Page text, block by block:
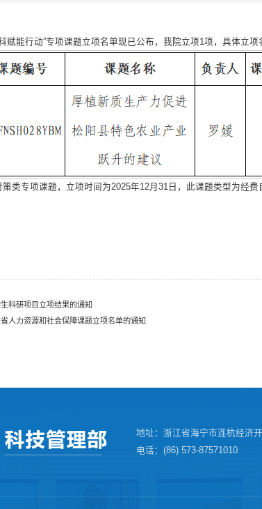
赋能行动”专项课题立项名单现已公布，我院立项1项，具体立项
类专项课题，立项时间为2025年12月31日，此课题类型为经
科研项目立项结果的通知
人力资源和社会保障课题立项名单的通知
地址：浙江省海宁市连杭经济
电话：(86) 573-87571010